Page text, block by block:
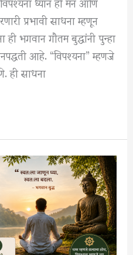
प्रभावी साधना म्हणून
भगवान गौतम बुद्धांनी पुन्हा
आहे. “विपश्यना” म्हणजे
ही साधना